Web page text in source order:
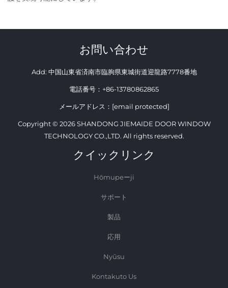
お問い合わせ
Add: 中国山東省済南市臨朐県東城街道迎龍路7778番地
電話番号： +86-13780862865
メールアドレス： [email protected]
Copyright © 2026 SHANDONG JIEMAIDE DOOR WINDOW
TECHNOLOGY CO.,LTD. All rights reserved.
クイックリンク
Hōmupeーji
サポート
製品
応用
Nyūsu
Kontakuto Us